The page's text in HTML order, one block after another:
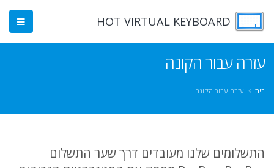
HOT VIRTUAL KEYBOARD
עזרה עבור הקונה
בית עזרה עבור הקונה
התשלומים שלנו מעובדים דרך שער התשלום